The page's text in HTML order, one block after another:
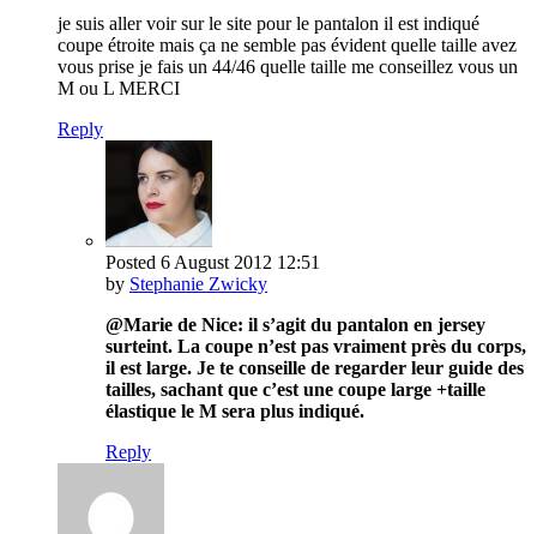
je suis aller voir sur le site pour le pantalon il est indiqué
coupe étroite mais ça ne semble pas évident quelle taille avez
vous prise je fais un 44/46 quelle taille me conseillez vous un
M ou L MERCI
Reply
Posted 6 August 2012 12:51
by Stephanie Zwicky
@Marie de Nice: il s’agit du pantalon en jersey
surteint. La coupe n’est pas vraiment près du corps,
il est large. Je te conseille de regarder leur guide des
tailles, sachant que c’est une coupe large +taille
élastique le M sera plus indiqué.
Reply